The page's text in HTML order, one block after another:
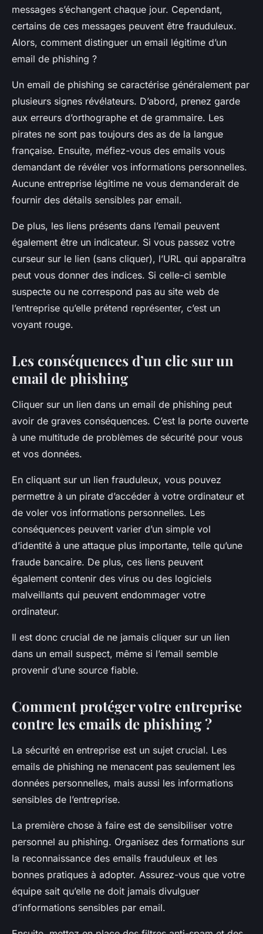
messages s’échangent chaque jour. Cependant,
certains de ces messages peuvent être frauduleux.
Alors, comment distinguer un email légitime d’un
email de phishing ?
Un email de phishing se caractérise généralement par
plusieurs signes révélateurs. D’abord, prenez garde
aux erreurs d’orthographe et de grammaire. Les
pirates ne sont pas toujours des as de la langue
française. Ensuite, méfiez-vous des emails vous
demandant de révéler vos informations personnelles.
Aucune entreprise légitime ne vous demanderait de
fournir des détails sensibles par email.
De plus, les liens présents dans l’email peuvent
également être un indicateur. Si vous passez votre
curseur sur le lien (sans cliquer), l’URL qui apparaîtra
peut vous donner des indices. Si celle-ci semble
suspecte ou ne correspond pas au site web de
l’entreprise qu’elle prétend représenter, c’est un
voyant rouge.
Les conséquences d’un clic sur un
email de phishing
Cliquer sur un lien dans un email de phishing peut
avoir de graves conséquences. C’est la porte ouverte
à une multitude de problèmes de sécurité pour vous
et vos données.
En cliquant sur un lien frauduleux, vous pouvez
permettre à un pirate d’accéder à votre ordinateur et
de voler vos informations personnelles. Les
conséquences peuvent varier d’un simple vol
d’identité à une attaque plus importante, telle qu’une
fraude bancaire. De plus, ces liens peuvent
également contenir des virus ou des logiciels
malveillants qui peuvent endommager votre
ordinateur.
Il est donc crucial de ne jamais cliquer sur un lien
dans un email suspect, même si l’email semble
provenir d’une source fiable.
Comment protéger votre entreprise
contre les emails de phishing ?
La sécurité en entreprise est un sujet crucial. Les
emails de phishing ne menacent pas seulement les
données personnelles, mais aussi les informations
sensibles de l’entreprise.
La première chose à faire est de sensibiliser votre
personnel au phishing. Organisez des formations sur
la reconnaissance des emails frauduleux et les
bonnes pratiques à adopter. Assurez-vous que votre
équipe sait qu’elle ne doit jamais divulguer
d’informations sensibles par email.